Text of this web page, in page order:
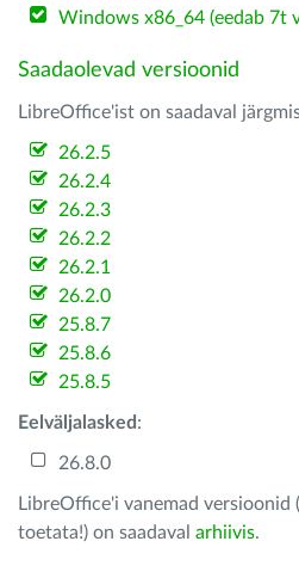
Windows x86_64 (eedab 7t
Saadaolevad versioonid
LibreOffice'ist on saadaval
26.2.5
26.2.4
26.2.3
26.2.2
26.2.1
26.2.0
25.8.7
25.8.6
25.8.5
Eelväljalasked :
26.8.0
LibreOffice'i vanemad versioonid
toetata!) on saadaval arhiivis.